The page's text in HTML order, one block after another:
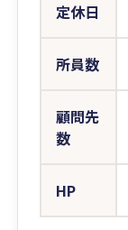
定休日
所員数
顧問先
数
HP